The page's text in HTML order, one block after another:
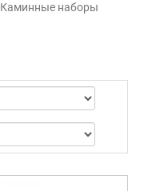
Каминные наборы